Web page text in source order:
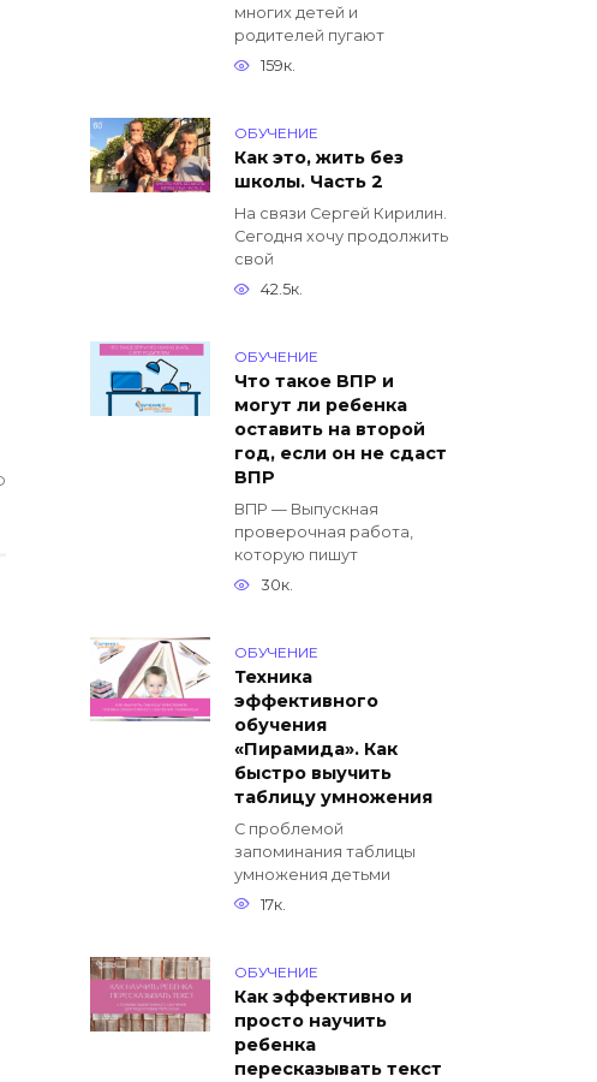
многих детей и
родителей пугают
159к.
ОБУЧЕНИЕ
Как это, жить без
школы. Часть 2
На связи Сергей Кирилин.
Сегодня хочу продолжить
свой
42.5к.
ОБУЧЕНИЕ
Что такое ВПР и
могут ли ребенка
оставить на второй
год, если он не сдаст
ВПР
ВПР — Выпускная
проверочная работа,
которую пишут
30к.
ОБУЧЕНИЕ
Техника
эффективного
обучения
«Пирамида». Как
быстро выучить
таблицу умножения
С проблемой
запоминания таблицы
умножения детьми
17к.
ОБУЧЕНИЕ
Как эффективно и
просто научить
ребенка
пересказывать текст